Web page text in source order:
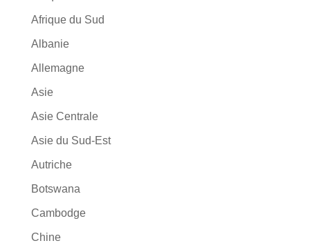
Afrique du Sud
Albanie
Allemagne
Asie
Asie Centrale
Asie du Sud-Est
Autriche
Botswana
Cambodge
Chine